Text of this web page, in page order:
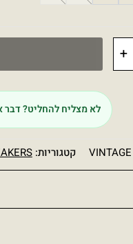
+
לא מצליח להחליט? דבר
קטגוריות: